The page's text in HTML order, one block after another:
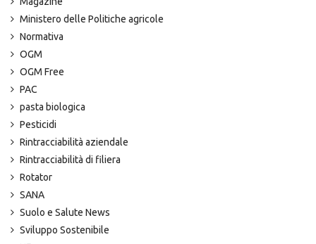
Ministero delle Politiche agricole
Normativa
OGM
OGM Free
PAC
pasta biologica
Pesticidi
Rintracciabilità aziendale
Rintracciabilità di filiera
Rotator
SANA
Suolo e Salute News
Sviluppo Sostenibile